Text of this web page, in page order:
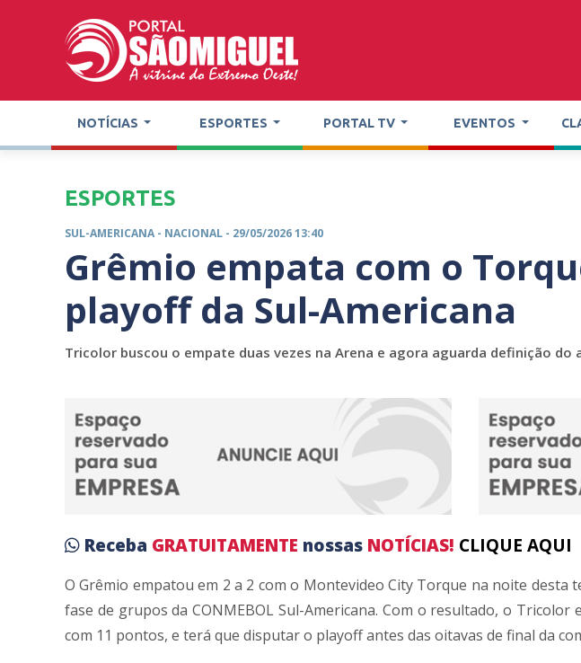
NOTÍCIAS ESPORTES PORTAL TV EVENTOS
ESPORTES
SUL-AMERICANA - NACIONAL - 29/05/2026 13:40
Grêmio empata com o
playoff da Sul-Americana
Tricolor buscou o empate duas vezes na Arena e agora aguarda definição
Receba GRATUITAMENTE nossas NOTÍCIAS! CLIQUE AQUI
OGrêmio empatou em 2 a 2 com o Montevideo City Torque na noite desta
fase de grupos daCONMEBOL Sul-Americana. Com o resultado, o Tricolor
com 11 pontos, e terá que disputar o playoff antes das oitavas de final da